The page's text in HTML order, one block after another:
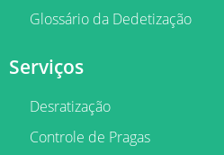
Glossário da Dedetização
Serviços
Desratização
Controle de Pragas